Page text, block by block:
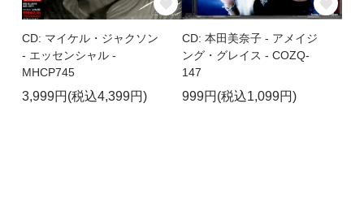
CD: マイケル・ジャクソン
- エッセンシャル -
MHCP745
3,999円(税込4,399円)
CD: 本田美奈子 - アメイジ
ング・グレイス - COZQ-
147
999円(税込1,099円)